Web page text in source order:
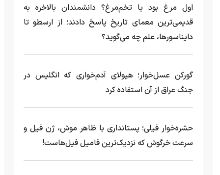
اول مرغ بود یا تخم‌مرغ؟ دانشمندان بالاخره به
قدیمی‌ترین معمای تاریخ پاسخ دادند؛ از ارسطو تا
دایناسورها، علم چه می‌گوید؟
گورکن عسل‌خوار؛ هیولای آدم‌خواری که انگلیس در
جنگ عراق از آن استفاده کرد
حشره‌خوار فیلی؛ پستانداری با ظاهر موش، ژن فیل و
سرعت خرگوش که نزدیک‌ترین فامیل فیل‌هاست!